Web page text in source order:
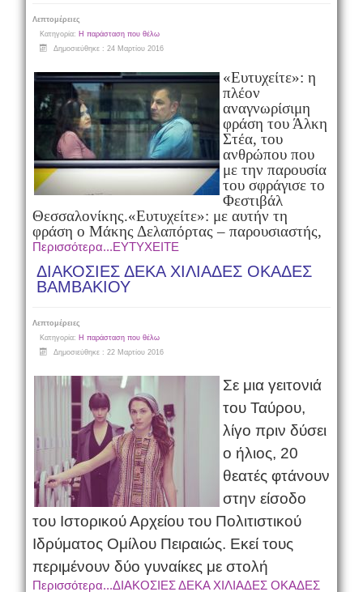
Λεπτομέρειες
Κατηγορία: Η παράσταση που θέλω
Δημοσιεύθηκε : 24 Μαρτίου 2016
«Ευτυχείτε»: η
πλέον
αναγνωρίσιμη
φράση του Άλκη
Στέα, του
ανθρώπου που
με την παρουσία
του σφράγισε το
Φεστιβάλ
Θεσσαλονίκης.«Ευτυχείτε»: με αυτήν τη
φράση ο Μάκης Δελαπόρτας – παρουσιαστής,
Περισσότερα...EYTYXEITE
ΔΙΑΚΟΣΙΕΣ ΔΕΚΑ ΧΙΛΙΑΔΕΣ ΟΚΑΔΕΣ
ΒΑΜΒΑΚΙΟΥ
Λεπτομέρειες
Κατηγορία: Η παράσταση που θέλω
Δημοσιεύθηκε : 22 Μαρτίου 2016
Σε μια γειτονιά
του Ταύρου,
λίγο πριν δύσει
ο ήλιος, 20
θεατές φτάνουν
στην είσοδο
του Ιστορικού Αρχείου του Πολιτιστικού
Ιδρύματος Ομίλου Πειραιώς. Εκεί τους
περιμένουν δύο γυναίκες με στολή
Περισσότερα...ΔΙΑΚΟΣΙΕΣ ΔΕΚΑ ΧΙΛΙΑΔΕΣ ΟΚΑΔΕΣ